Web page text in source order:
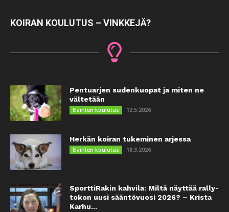
KOIRAN KOULUTUS – VINKKEJÄ?
Pentuarjen sudenkuopat ja miten ne
vältetään
Eläinten koulutus 12.5.2026
Herkän koiran tukeminen arjessa
Eläinten koulutus 18.3.2026
SporttiRakin kahvila: Miltä näyttää rally-
tokon uusi sääntövuosi 2026? – Krista
Karhu...